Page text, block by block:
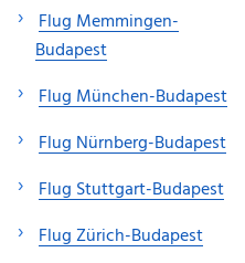
Flug Memmingen-
Budapest
Flug München-Budapest
Flug Nürnberg-Budapest
Flug Stuttgart-Budapest
Flug Zürich-Budapest